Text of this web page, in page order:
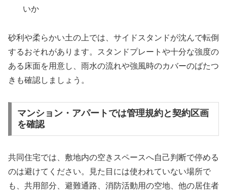
いか
砂利や柔らかい土の上では、サイドスタンドが沈んで転倒
するおそれがあります。スタンドプレートや十分な強度の
ある床面を用意し、雨水の流れや強風時のカバーのばたつ
きも確認しましょう。
マンション・アパートでは管理規約と契約区画
を確認
共同住宅では、敷地内の空きスペースへ自己判断で停める
のは避けてください。見た目には使われていない場所で
も、共用部分、避難通路、消防活動用の空地、他の居住者